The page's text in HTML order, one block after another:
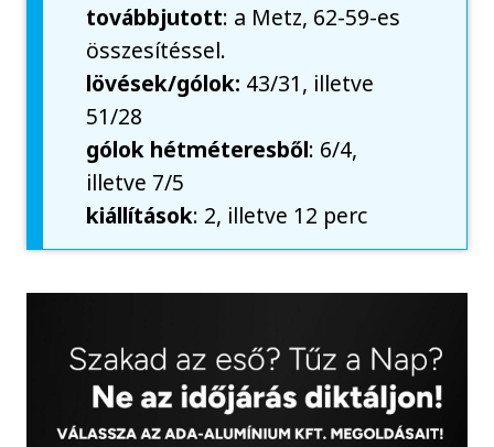
továbbjutott: a Metz, 62-59-es
összesítéssel.
lövések/gólok: 43/31, illetve
51/28
gólok hétméteresből: 6/4,
illetve 7/5
kiállítások: 2, illetve 12 perc